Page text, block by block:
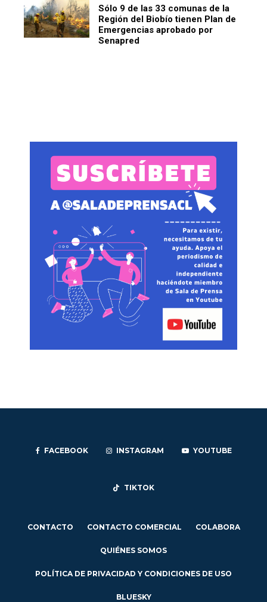
Sólo 9 de las 33 comunas de la
Región del Biobío tienen Plan de
Emergencias aprobado por
Senapred
FACEBOOK INSTAGRAM YOUTUBE
TIKTOK
CONTACTO CONTACTO COMERCIAL COLABORA
QUIÉNES SOMOS
POLÍTICA DE PRIVACIDAD Y CONDICIONES DE USO
BLUESKY